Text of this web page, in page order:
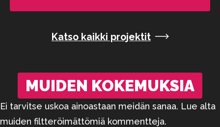
Katso kaikki projektit
MUIDEN KOKEMUKSIA
Ei tarvitse uskoa ainoastaan meidän sanaa. Lue alta
muiden filtteröimättömiä kommentteja.